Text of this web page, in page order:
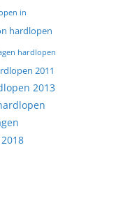
in
hardlopen
hardlopen
2011
2013